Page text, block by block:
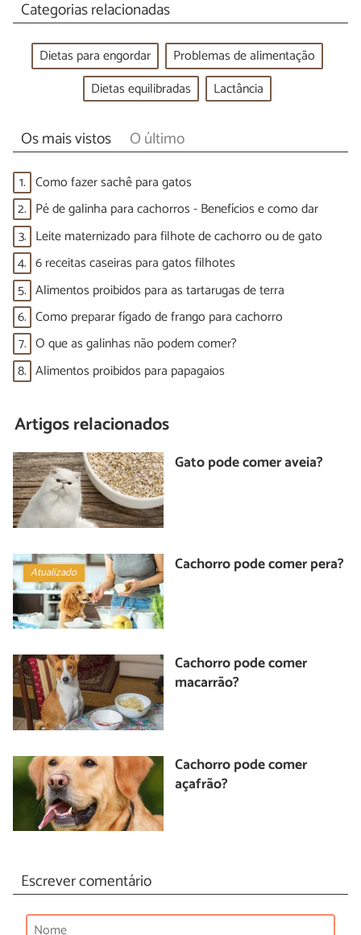
Categorias relacionadas
Dietas para engordar
Problemas de alimentação
Dietas equilibradas
Lactância
Os mais vistos O último
1. Como fazer sachê para gatos
2. Pé de galinha para cachorros - Benefícios e como dar
3. Leite maternizado para filhote de cachorro ou de gato
4. 6 receitas caseiras para gatos filhotes
5. Alimentos proibidos para as tartarugas de terra
6. Como preparar fígado de frango para cachorro
7. O que as galinhas não podem comer?
8. Alimentos proibidos para papagaios
Artigos relacionados
Gato pode comer aveia?
Atualizado Cachorro pode comer pera?
Cachorro pode comer
macarrão?
Cachorro pode comer
açafrão?
Escrever comentário